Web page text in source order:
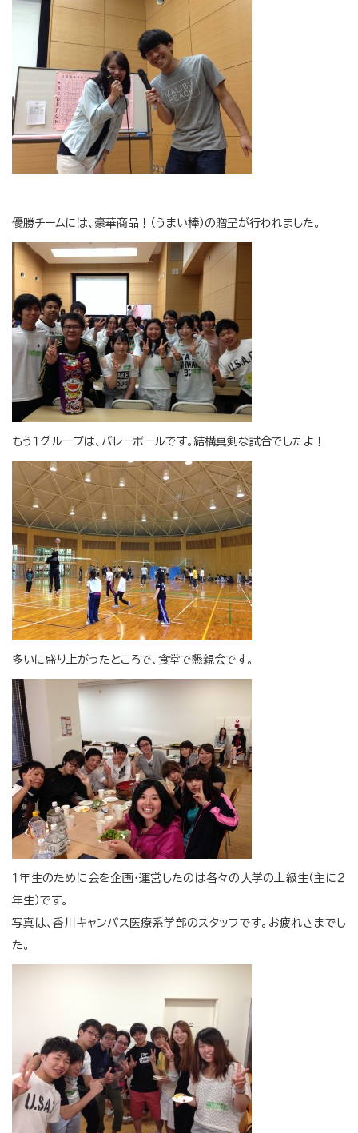
優勝チームには、豪華商品！（うまい棒）の贈呈が行われました。
もう１グループは、バレーボールです。結構真剣な試合でしたよ！
多いに盛り上がったところで、食堂で懇親会です。
１年生のために会を企画・運営したのは各々の大学の上級生（主に２
年生）です。
写真は、香川キャンパス医療系学部のスタッフです。お疲れさまでし
た。